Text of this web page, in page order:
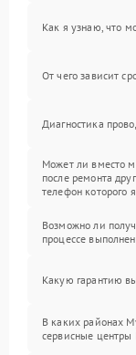
Как я узнаю, что
От чего зависит
Диагностика
Может ли вместо
после ремонта
телефон которого
Возможно ли
процессе
Какую гарантию
В каких районах
сервисные центры